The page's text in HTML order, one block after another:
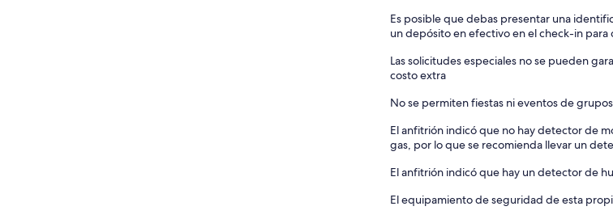
Es posible que debas presentar una
un depósito en efectivo en el check-in
Las solicitudes especiales no se pueden
costo extra
No se permiten fiestas ni eventos de grupos
El anfitrión indicó que no hay detector de
gas, por lo que se recomienda llevar un
El anfitrión indicó que hay un detector de
El equipamiento de seguridad de esta